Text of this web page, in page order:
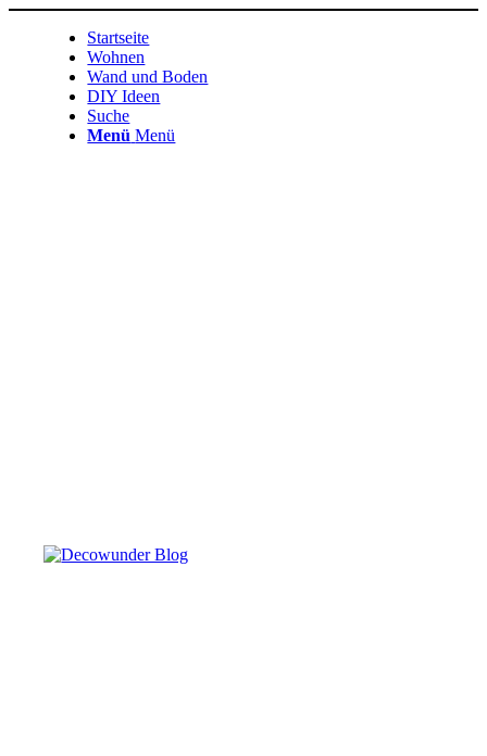
Startseite
Wohnen
Wand und Boden
DIY Ideen
Suche
Menü Menü